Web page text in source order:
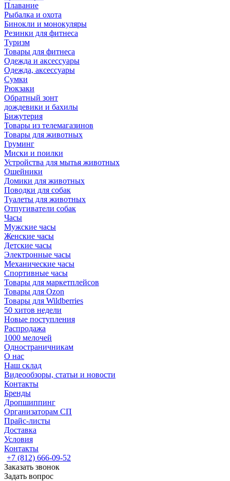
Плавание
Рыбалка и охота
Бинокли и монокуляры
Резинки для фитнеса
Туризм
Товары для фитнеса
Одежда и аксессуары
Одежда, аксессуары
Сумки
Рюкзаки
Обратный зонт
дождевики и бахилы
Бижутерия
Товары из телемагазинов
Товары для животных
Груминг
Миски и поилки
Устройства для мытья животных
Ошейники
Домики для животных
Поводки для собак
Туалеты для животных
Отпугиватели собак
Часы
Мужские часы
Женские часы
Детские часы
Электронные часы
Механические часы
Спортивные часы
Товары для маркетплейсов
Товары для Ozon
Товары для Wildberries
50 хитов недели
Новые поступления
Распродажа
1000 мелочей
Одностраничникам
О нас
Наш склад
Видеообзоры, статьи и новости
Контакты
Бренды
Дропшиппинг
Организаторам СП
Прайс-листы
Доставка
Условия
Контакты
+7 (812) 666-09-52
Заказать звонок
Задать вопрос